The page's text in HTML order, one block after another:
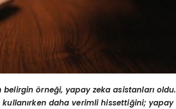
belirginörneği, yapay zeka asistanları oldu.
daha verimli hissettiğini; yapay